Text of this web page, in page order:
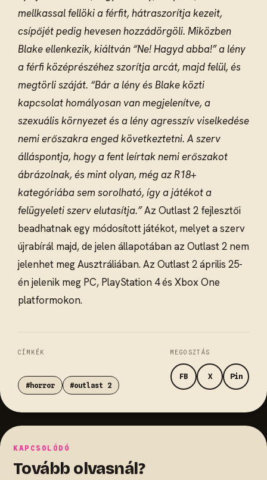
mellkassal fellöki a férfit, hátraszorítja kezeit,
csípőjét pedig hevesen hozzádörgöli. Miközben
Blake ellenkezik, kiáltván “Ne! Hagyd abba!” a lény
a férfi középrészéhez szorítja arcát, majd felül, és
megtörli száját. “Bár a lény és Blake közti
kapcsolat homályosan van megjelenítve, a
szexuális környezet és a lény agresszív viselkedése
nemi erőszakra enged következtetni. A szerv
álláspontja, hogy a fent leírtak nemi erőszakot
ábrázolnak, és mint olyan, még az R18+
kategóriába sem sorolható, így a játékot a
felügyeleti szerv elutasítja.”Az Outlast 2 fejlesztői
beadhatnak egy módosított játékot, melyet a szerv
újrabírál majd, de jelen állapotában az Outlast 2 nem
jelenhet meg Ausztráliában. Az Outlast 2 április 25-
én jelenik meg PC, PlayStation 4 és Xbox One
platformokon.
CÍMKÉK
#horror #outlast 2
MEGOSZTÁS
FB X Pin
KAPCSOLÓDÓ
Tovább olvasnál?